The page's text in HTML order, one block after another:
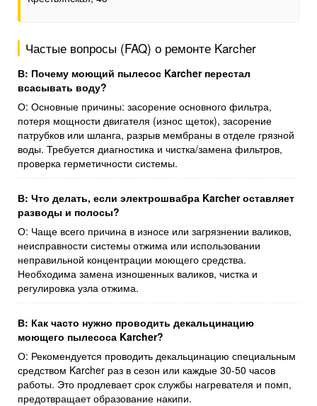
Частые вопросы (FAQ) о ремонте Karcher
В: Почему моющий пылесос Karcher перестал
всасывать воду?
О: Основные причины: засорение основного фильтра,
потеря мощности двигателя (износ щеток), засорение
патрубков или шланга, разрыв мембраны в отделе грязной
воды. Требуется диагностика и чистка/замена фильтров,
проверка герметичности системы.
В: Что делать, если электрошвабра Karcher оставляет
разводы и полосы?
О: Чаще всего причина в износе или загрязнении валиков,
неисправности системы отжима или использовании
неправильной концентрации моющего средства.
Необходима замена изношенных валиков, чистка и
регулировка узла отжима.
В: Как часто нужно проводить декальцинацию
моющего пылесоса Karcher?
О: Рекомендуется проводить декальцинацию специальным
средством Karcher раз в сезон или каждые 30-50 часов
работы. Это продлевает срок службы нагревателя и помп,
предотвращает образование накипи.